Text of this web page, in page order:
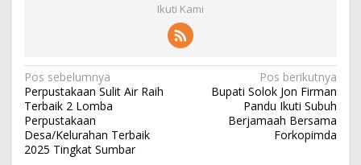
Ikuti Kami
N
a
v
i
Pos sebelumnya
Perpustakaan Sulit Air Raih
Terbaik 2 Lomba
Perpustakaan
Desa/Kelurahan Terbaik
2025 Tingkat Sumbar
Pos berikutnya
Bupati Solok Jon Firman
Pandu Ikuti Subuh
Berjamaah Bersama
Forkopimda